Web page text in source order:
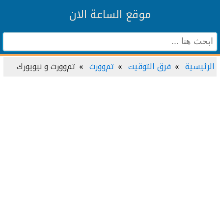
موقع الساعة الان
الرئيسية فرق التوقيت تم‌وورث تم‌وورث و نيويورك